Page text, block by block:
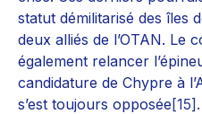
statut démilitarisé des îles
deux alliés de l’OTAN. Le
également relancer
candidature de Chypre à
s’est toujours opposée[15].